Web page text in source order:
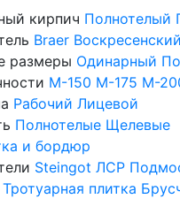
кирпич Полнотелый
Braer
размеры Одинарный
М-150 М-175 М-
Рабочий Лицевой
Полнотелые Щелевые
и бордюр
Steingot ЛСР
Тротуарная плитка